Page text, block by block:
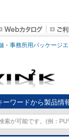
・事務所用パッケージ
ーワードから製品情